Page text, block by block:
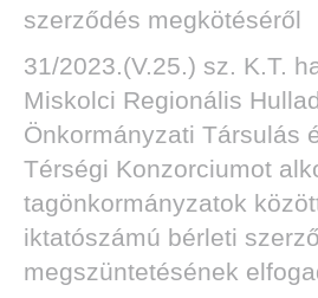
szerződés megkötéséről
31/2023.(V.25.) sz. K.T.
Miskolci Regionális
Önkormányzati Társulás
Térségi Konzorciumot
tagönkormányzatok
iktatószámú bérleti
megszüntetésének